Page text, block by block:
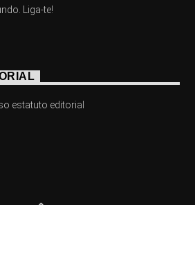
Liga-te!
estatuto editorial